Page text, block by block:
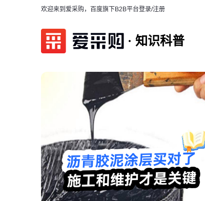
欢迎来到爱采购，百度旗下B2B平台登录/注册
知识科普